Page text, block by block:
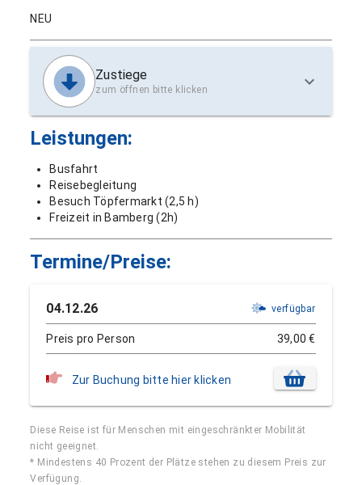
NEU
Zustiege
zum öffnen bitte klicken
Leistungen:
Busfahrt
Reisebegleitung
Besuch Töpfermarkt (2,5 h)
Freizeit in Bamberg (2h)
Termine/Preise:
04.12.26 verfügbar
Preis pro Person 39,00 €
Zur Buchung bitte hier klicken
Diese Reise ist für Menschen mit eingeschränkter Mobilität
nicht geeignet.
* Mindestens 40 Prozent der Plätze stehen zu diesem Preis zur
Verfügung.